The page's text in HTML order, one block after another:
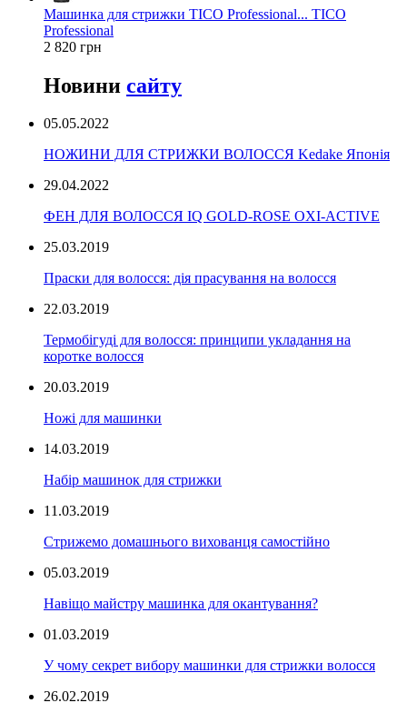
Машинка для стрижки TICO Professional... TICO
Professional
2 820 грн
Новини сайту
05.05.2022
НОЖИНИ ДЛЯ СТРИЖКИ ВОЛОССЯ Kedake Японія
29.04.2022
ФЕН ДЛЯ ВОЛОССЯ IQ GOLD-ROSE OXI-ACTIVE
25.03.2019
Праски для волосся: дія прасування на волосся
22.03.2019
Термобігуді для волосся: принципи укладання на
коротке волосся
20.03.2019
Ножі для машинки
14.03.2019
Набір машинок для стрижки
11.03.2019
Стрижемо домашнього вихованця самостійно
05.03.2019
Навіщо майстру машинка для окантування?
01.03.2019
У чому секрет вибору машинки для стрижки волосся
26.02.2019